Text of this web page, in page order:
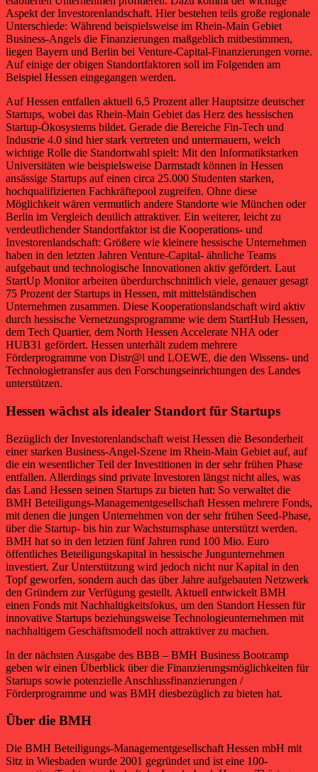
Aspekt der Investorenlandschaft. Hier bestehen teils große regionale
Unterschiede: Während beispielsweise im Rhein-Main Gebiet
Business-Angels die Finanzierungen maßgeblich mitbestimmen,
liegen Bayern und Berlin bei Venture-Capital-Finanzierungen vorne.
Auf einige der obigen Standortfaktoren soll im Folgenden am
Beispiel Hessen eingegangen werden.
Auf Hessen entfallen aktuell 6,5 Prozent aller Hauptsitze deutscher
Startups, wobei das Rhein-Main Gebiet das Herz des hessischen
Startup-Ökosystems bildet. Gerade die Bereiche Fin-Tech und
Industrie 4.0 sind hier stark vertreten und untermauern, welch
wichtige Rolle die Standortwahl spielt: Mit den Informatikstarken
Universitäten wie beispielsweise Darmstadt können in Hessen
ansässige Startups auf einen circa 25.000 Studenten starken,
hochqualifizierten Fachkräftepool zugreifen. Ohne diese
Möglichkeit wären vermutlich andere Standorte wie München oder
Berlin im Vergleich deutlich attraktiver. Ein weiterer, leicht zu
verdeutlichender Standortfaktor ist die Kooperations- und
Investorenlandschaft: Größere wie kleinere hessische Unternehmen
haben in den letzten Jahren Venture-Capital- ähnliche Teams
aufgebaut und technologische Innovationen aktiv gefördert. Laut
StartUp Monitor arbeiten überdurchschnittlich viele, genauer gesagt
75 Prozent der Startups in Hessen, mit mittelständischen
Unternehmen zusammen. Diese Kooperationslandschaft wird aktiv
durch hessische Vernetzungsprogramme wie dem StartHub Hessen,
dem Tech Quartier, dem North Hessen Accelerate NHA oder
HUB31 gefördert. Hessen unterhält zudem mehrere
Förderprogramme von Distr@l und LOEWE, die den Wissens- und
Technologietransfer aus den Forschungseinrichtungen des Landes
unterstützen.
Hessen wächst als idealer Standort für Startups
Bezüglich der Investorenlandschaft weist Hessen die Besonderheit
einer starken Business-Angel-Szene im Rhein-Main Gebiet auf, auf
die ein wesentlicher Teil der Investitionen in der sehr frühen Phase
entfallen. Allerdings sind private Investoren längst nicht alles, was
das Land Hessen seinen Startups zu bieten hat: So verwaltet die
BMH Beteiligungs-Managementgesellschaft Hessen mehrere Fonds,
mit denen die jungen Unternehmen von der sehr frühen Seed-Phase,
über die Startup- bis hin zur Wachstumsphase unterstützt werden.
BMH hat so in den letzten fünf Jahren rund 100 Mio. Euro
öffentliches Beteiligungskapital in hessische Jungunternehmen
investiert. Zur Unterstützung wird jedoch nicht nur Kapital in den
Topf geworfen, sondern auch das über Jahre aufgebauten Netzwerk
den Gründern zur Verfügung gestellt. Aktuell entwickelt BMH
einen Fonds mit Nachhaltigkeitsfokus, um den Standort Hessen für
innovative Startups beziehungsweise Technologieunternehmen mit
nachhaltigem Geschäftsmodell noch attraktiver zu machen.
In der nächsten Ausgabe des BBB – BMH Business Bootcamp
geben wir einen Überblick über die Finanzierungsmöglichkeiten für
Startups sowie potenzielle Anschlussfinanzierungen /
Förderprogramme und was BMH diesbezüglich zu bieten hat.
Über die BMH
Die BMH Beteiligungs-Managementgesellschaft Hessen mbH mit
Sitz in Wiesbaden wurde 2001 gegründet und ist eine 100-